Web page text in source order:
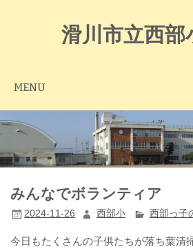
滑川市立西部
MENU
みんなでボランティア
2024-11-26 西部小 西部っ子
今日もたくさんの子供たちが落ち葉清